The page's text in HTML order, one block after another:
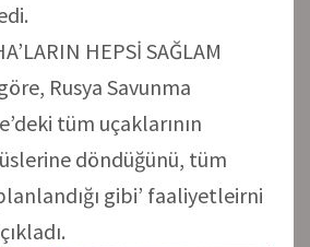
HEPSİ SAĞLAM
Rusya Savunma
tüm uçaklarının
döndüğünü, tüm
gibi’ faaliyetleirni